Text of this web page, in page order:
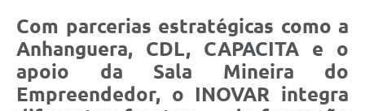
Com parcerias estratégicas como a
Anhanguera, CDL, CAPACITA e o
apoio da Sala Mineira do
Empreendedor, o INOVAR integra